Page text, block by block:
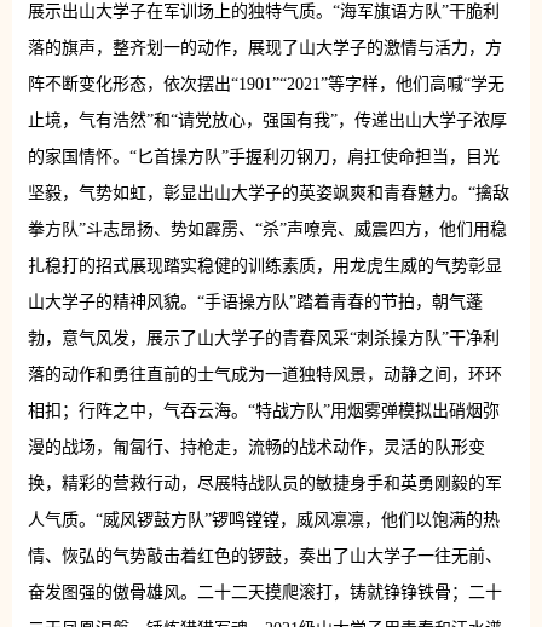
展示出山大学子在军训场上的独特气质。“海军旗语方队”干脆利
落的旗声，整齐划一的动作，展现了山大学子的激情与活力，方
阵不断变化形态，依次摆出“1901”“2021”等字样，他们高喊“学无
止境，气有浩然”和“请党放心，强国有我”，传递出山大学子浓厚
的家国情怀。“匕首操方队”手握利刃钢刀，肩扛使命担当，目光
坚毅，气势如虹，彰显出山大学子的英姿飒爽和青春魅力。“擒敌
拳方队”斗志昂扬、势如霹雳、“杀”声嘹亮、威震四方，他们用稳
扎稳打的招式展现踏实稳健的训练素质，用龙虎生威的气势彰显
山大学子的精神风貌。“手语操方队”踏着青春的节拍，朝气蓬
勃，意气风发，展示了山大学子的青春风采“刺杀操方队”干净利
落的动作和勇往直前的士气成为一道独特风景，动静之间，环环
相扣；行阵之中，气吞云海。“特战方队”用烟雾弹模拟出硝烟弥
漫的战场，匍匐行、持枪走，流畅的战术动作，灵活的队形变
换，精彩的营救行动，尽展特战队员的敏捷身手和英勇刚毅的军
人气质。“威风锣鼓方队”锣鸣镗镗，威风凛凛，他们以饱满的热
情、恢弘的气势敲击着红色的锣鼓，奏出了山大学子一往无前、
奋发图强的傲骨雄风。二十二天摸爬滚打，铸就铮铮铁骨；二十